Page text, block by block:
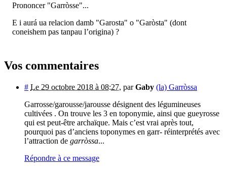
Prononcer "Garròsse"...
E i aurá ua relacion damb "Garosta" o "Garòsta" (dont
coneishem pas tanpau l’origina) ?
Vos commentaires
# Le 29 octobre 2018 à 08:27, parGaby (la) Garròssa
Garrosse/garousse/jarousse désignent des légumineuses
cultivées . On trouve les 3 en toponymie, ainsi que gueyrosse
qui est peut-être archaïque. Mais c’est vrai après tout,
pourquoi pas d’anciens toponymes en garr- réinterprétés avec
l’attraction de garròssa...
Répondre à ce message